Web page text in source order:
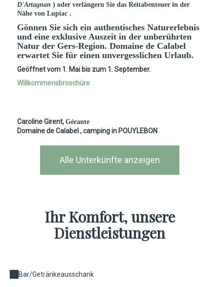
D'Artagnan ) oder verlängern Sie das Reitabenteuer in der
Nähe von Lupiac .
Gönnen Sie sich ein authentisches Naturerlebnis
und eine exklusive Auszeit in der unberührten
Natur der Gers-Region. Domaine de Calabel
erwartet Sie für einen unvergesslichen Urlaub.
Geöffnet vom 1. Mai bis zum 1. September.
Willkommensbroschüre
Caroline Girent, Gérante
Domaine de Calabel , camping in POUYLEBON
Alle Unterkünfte anzeigen
Ihr Komfort, unsere
Dienstleistungen
Bar/Getränkeausschank